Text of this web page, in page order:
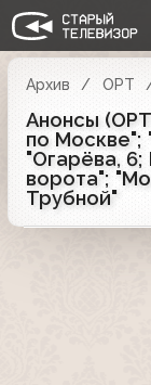
Архив ОРТ
Анонсы
по Москве";
"Огарёва,
ворота";
Трубной"